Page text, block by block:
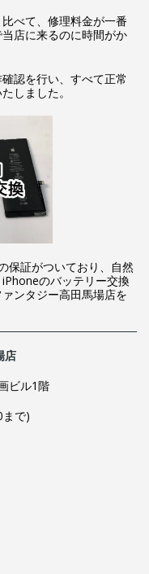
べて、修理料金が一番
店に来るのに時間がか
認を行い、すべて正常
しました。
保証がついており、自然
のバッテリー交換
ンタジー高田馬場店を
店
ビル1階
で)